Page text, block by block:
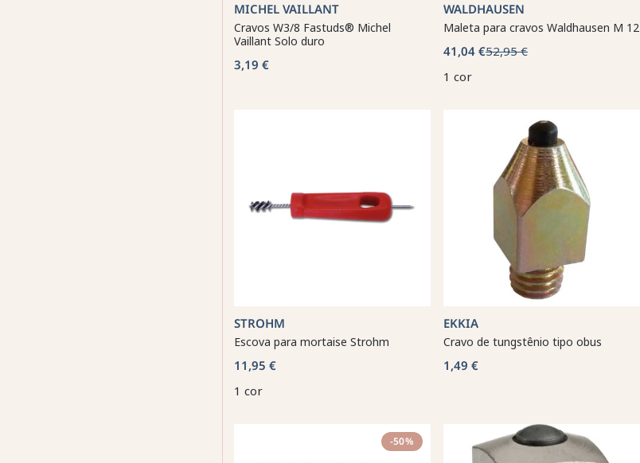
MICHEL VAILLANT
Cravos W3/8 Fastuds® Michel
Vaillant Solo duro
3,19 €
WALDHAUSEN
Maleta para cravos Waldhausen M 12
41,04 €52,95 €
1 cor
STROHM
Escova para mortaise Strohm
11,95 €
1 cor
EKKIA
Cravo de tungstênio tipo obus
1,49 €
-50%